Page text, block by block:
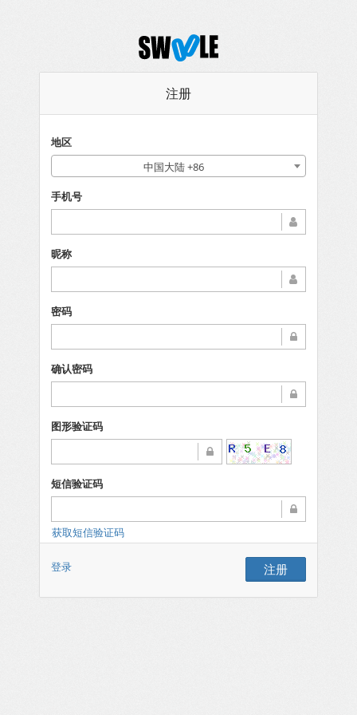
注册
地区
中国大陆 +86
手机号
昵称
密码
确认密码
图形验证码
短信验证码
获取短信验证码
登录 注册